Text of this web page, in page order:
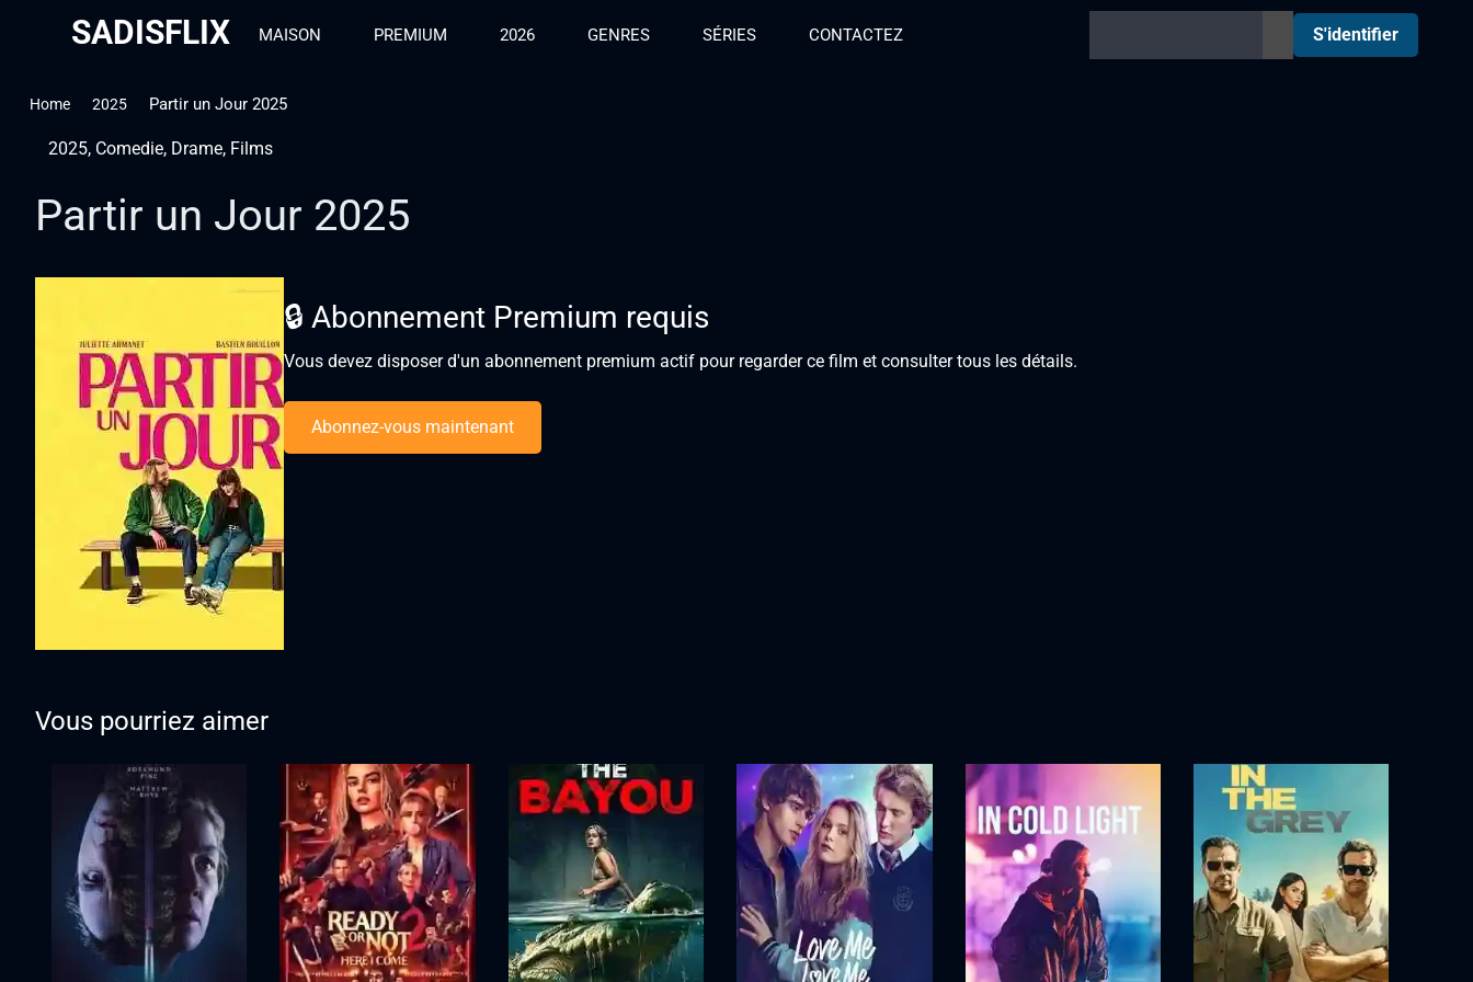
SADISFLIX MAISON PREMIUM 2026 GENRES SÉRIES CONTACTEZ S'identifier
Home 2025 Partir un Jour 2025
2025, Comedie, Drame, Films
Partir un Jour 2025
🔒 Abonnement Premium requis
Vous devez disposer d'un abonnement premium actif pour regarder ce film et consulter tous les détails.
Abonnez-vous maintenant
Vous pourriez aimer